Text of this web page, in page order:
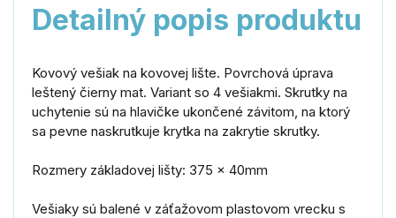
Detailný popis produktu
Kovový vešiak na kovovej lište. Povrchová úprava
leštený čierny mat. Variant so 4 vešiakmi. Skrutky na
uchytenie sú na hlavičke ukončené závitom, na ktorý
sa pevne naskrutkuje krytka na zakrytie skrutky.
Rozmery základovej lišty: 375 x 40mm
Vešiaky sú balené v záťažovom plastovom vrecku s